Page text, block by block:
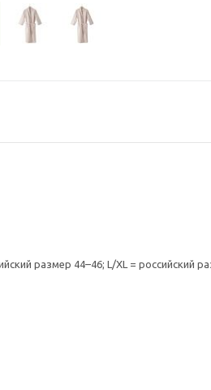
размер 44–46; L/XL = российский